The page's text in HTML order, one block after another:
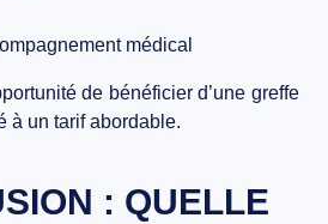
médical
de bénéficier d’une greffe
à un tarif abordable.
: QUELLE